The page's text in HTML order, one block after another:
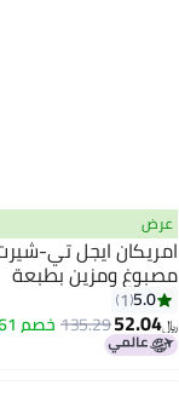
عرض
امريكان ايجل تي-
مصبوغ ومزين بطبعة
5.0
1
﷼‏52.04
135.29خصم 61%